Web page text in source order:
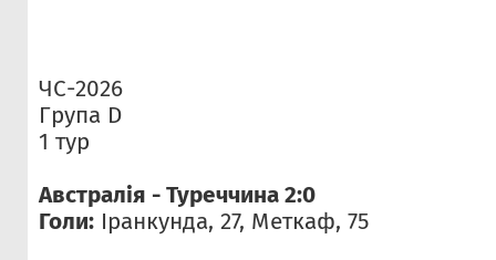
ЧС-2026
Група D
1 тур
Австралія - Туреччина 2:0
Голи: Іранкунда, 27, Меткаф, 75